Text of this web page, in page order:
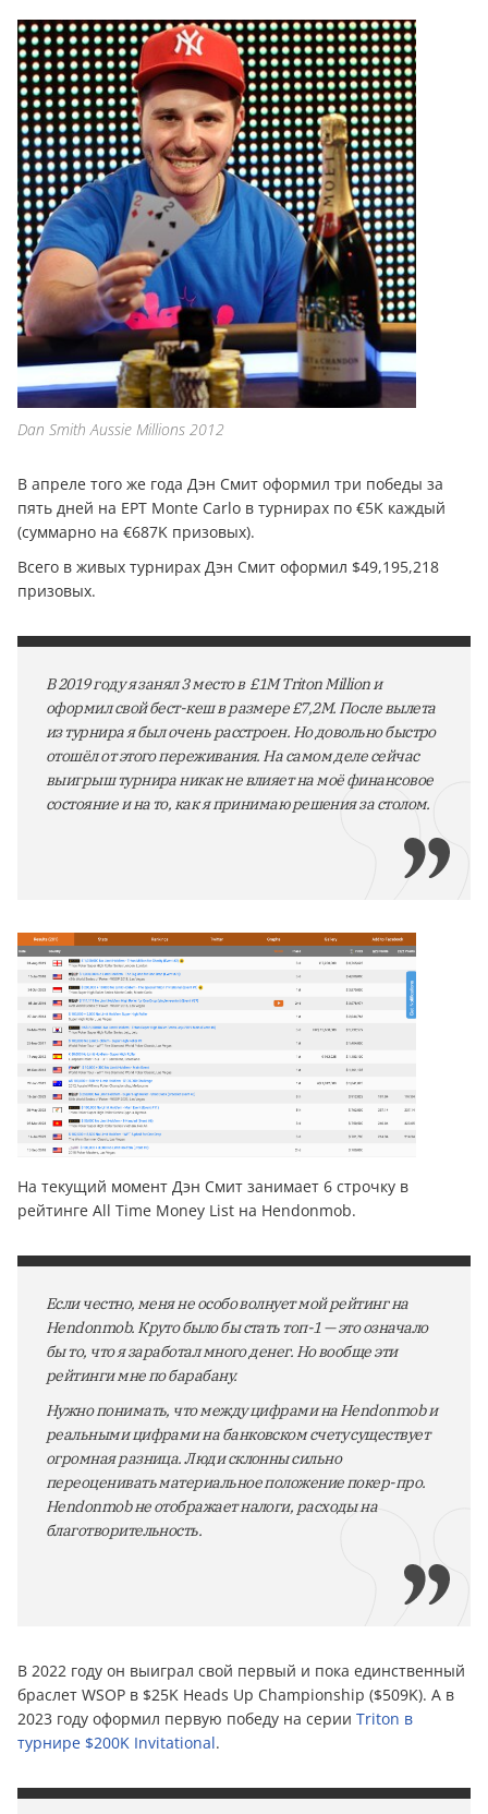
Dan Smith Aussie Millions 2012
В апреле того же года Дэн Смит оформил три победы за
пять дней на EPT Monte Carlo в турнирах по €5K каждый
(суммарно на €687K призовых).
Всего в живых турнирах Дэн Смит оформил $49,195,218
призовых.
В 2019 году я занял 3 место в £1M Triton Million и
оформил свой бест-кеш в размере £7,2М. После вылета
из турнира я был очень расстроен. Но довольно быстро
отошёл от этого переживания. На самом деле сейчас
выигрыш турнира никак не влияет на моё финансовое
состояние и на то, как я принимаю решения за столом.
На текущий момент Дэн Смит занимает 6 строчку в
рейтинге All Time Money List на Hendonmob.
Если честно, меня не особо волнует мой рейтинг на
Hendonmob. Круто было бы стать топ-1 — это означало
бы то, что я заработал много денег. Но вообще эти
рейтинги мне по барабану.
Нужно понимать, что между цифрами на Hendonmob и
реальными цифрами на банковском счету существует
огромная разница. Люди склонны сильно
переоценивать материальное положение покер-про.
Hendonmob не отображает налоги, расходы на
благотворительность.
В 2022 году он выиграл свой первый и пока единственный
браслет WSOP в $25K Heads Up Championship ($509K). А в
2023 году оформил первую победу на серии Triton в
турнире $200K Invitational.